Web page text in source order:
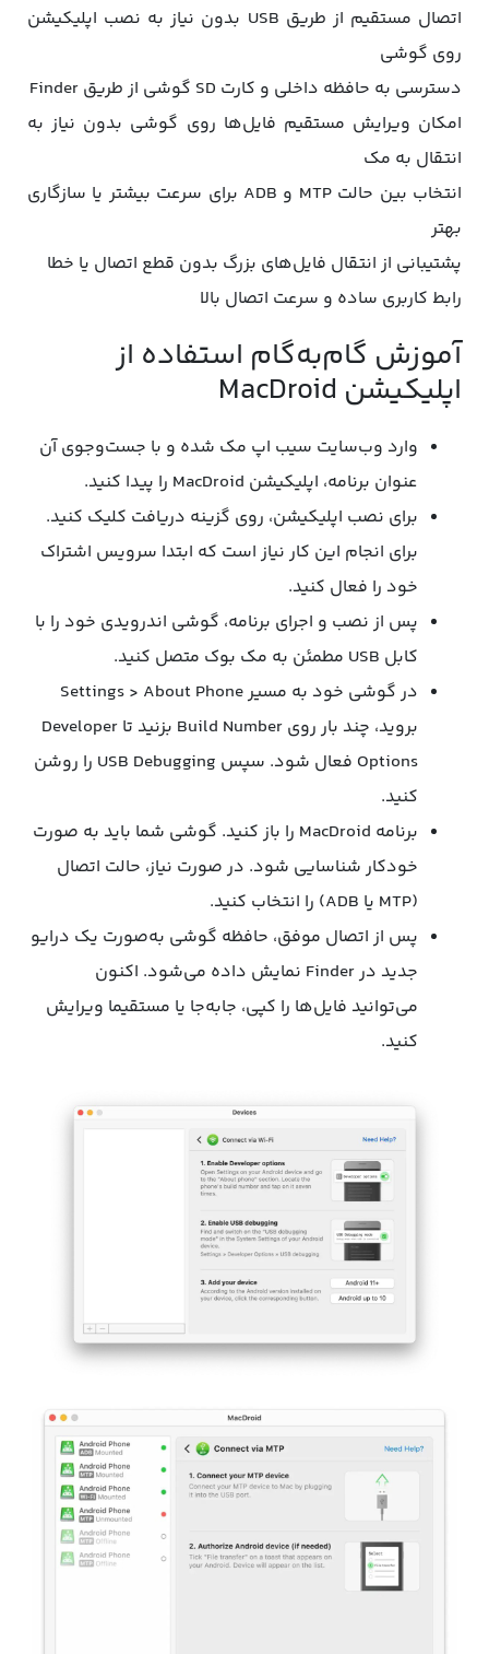
اتصال مستقیم از طریق USB بدون نیاز به نصب اپلیکیشن
روی گوشی
دسترسی به حافظه داخلی و کارت SD گوشی از طریق Finder
امکان ویرایش مستقیم فایل‌ها روی گوشی بدون نیاز به
انتقال به مک
انتخاب بین حالت MTP و ADB برای سرعت بیشتر یا سازگاری
بهتر
پشتیبانی از انتقال فایل‌های بزرگ بدون قطع اتصال یا خطا
رابط کاربری ساده و سرعت اتصال بالا
آموزش گام‌به‌گام استفاده از
اپلیکیشن MacDroid
وارد وب‌سا‌یت سیب اپ مک شده و با جست‌وجوی آن
عنوان برنامه، اپلیکیشن MacDroid را پیدا کنید.
برای نصب اپلیکیشن، روی گزینه دریافت کلیک کنید.
برای انجام این کار نیاز است که ابتدا سرویس اشتراک
خود را فعال کنید.
پس از نصب و اجرای برنامه، گوشی اندرویدی خود را با
کابل USB مطمئن به مک‌ بوک متصل کنید.
در گوشی خود به مسیر Settings > About Phone
بروید، چند بار روی Build Number بزنید تا Developer
Options فعال شود. سپس USB Debugging را روشن
کنید.
برنامه MacDroid را باز کنید. گوشی شما باید به‌ صورت
خودکار شناسایی شود. در صورت نیاز، حالت اتصال
(MTP یا ADB) را انتخاب کنید.
پس از اتصال موفق، حافظه گوشی به‌صورت یک درایو
جدید در Finder نمایش داده می‌شود. اکنون
می‌توانید فایل‌ها را کپی، جابه‌جا یا مستقیما ویرایش
کنید.